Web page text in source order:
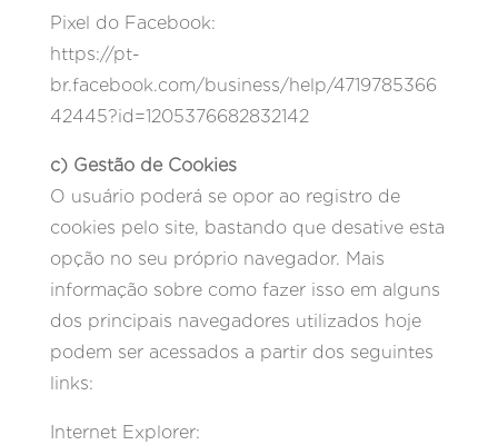
Pixel do Facebook:
https://pt-
br.facebook.com/business/help/4719785366
42445?id=1205376682832142
c) Gestão de Cookies
O usuário poderá se opor ao registro de
cookies pelo site, bastando que desative esta
opção no seu próprio navegador. Mais
informação sobre como fazer isso em alguns
dos principais navegadores utilizados hoje
podem ser acessados a partir dos seguintes
links:
Internet Explorer: